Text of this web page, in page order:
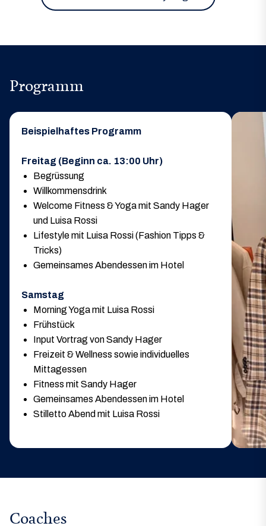
Programm
Beispielhaftes Programm
Freitag (Beginn ca. 13:00 Uhr)
Begrüssung
Willkommensdrink
Welcome Fitness & Yoga mit Sandy Hager
und Luisa Rossi
Lifestyle mit Luisa Rossi (Fashion Tipps &
Tricks)
Gemeinsames Abendessen im Hotel
Samstag
Morning Yoga mit Luisa Rossi
Frühstück
Input Vortrag von Sandy Hager
Freizeit & Wellness sowie individuelles
Mittagessen
Fitness mit Sandy Hager
Gemeinsames Abendessen im Hotel
Stilletto Abend mit Luisa Rossi
Coaches